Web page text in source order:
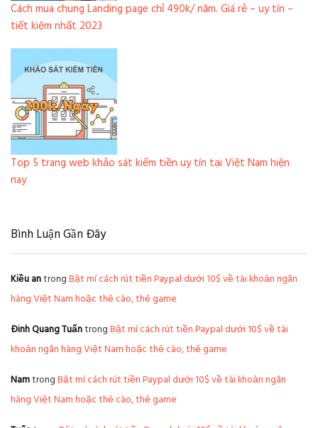
Cách mua chung Landing page chỉ 490k/ năm. Giá rẻ – uy tín –
tiết kiệm nhất 2023
Top 5 trang web khảo sát kiếm tiền uy tín tại Việt Nam hiện
nay
Bình Luận Gần Đây
Kiều antrongBật mí cách rút tiền Paypal dưới 10$ về tài khoản ngân
hàng Việt Nam hoặc thẻ cào, thẻ game
Đinh Quang TuấntrongBật mí cách rút tiền Paypal dưới 10$ về tài
khoản ngân hàng Việt Nam hoặc thẻ cào, thẻ game
NamtrongBật mí cách rút tiền Paypal dưới 10$ về tài khoản ngân
hàng Việt Nam hoặc thẻ cào, thẻ game